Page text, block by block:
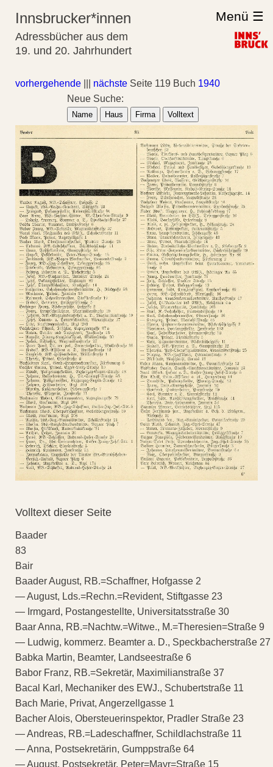
Innsbrucker*innen
Adressbücher aus dem
19. und 20. Jahrhundert
Menü ☰
vorhergehende nächste Seite 119 Buch 1940
Neue Suche:
Name Haus Firma Volltext
Volltext dieser Seite
Baader
83
Bair
Baader August, RB.=Schaffner, Hofgasse 2
— August, Lds.=Rechn.=Revident, Stiftgasse 23
— Irmgard, Postangestellte, Universitatsstraße 30
Baar Anna, RB.=Nachtw.=Witwe., M.=Theresien=Straße 9
— Ludwig, kommerz. Beamter a. D., Speckbacherstraße 27
Babka Martin, Beamter, Landseestraße 6
Babor Franz, RB.=Sekretär, Maximilianstraße 37
Bacal Karl, Mechaniker des EWJ., Schubertstraße 11
Bach Marie, Privat, Angerzellgasse 1
Bacher Alois, Obersteuerinspektor, Pradler Straße 23
— Andreas, RB.=Ladeschaffner, Schildlachstraße 11
— Anna, Postsekretärin, Gumppstraße 64
— August, Postsekretär, Peter=Mayr=Straße 15